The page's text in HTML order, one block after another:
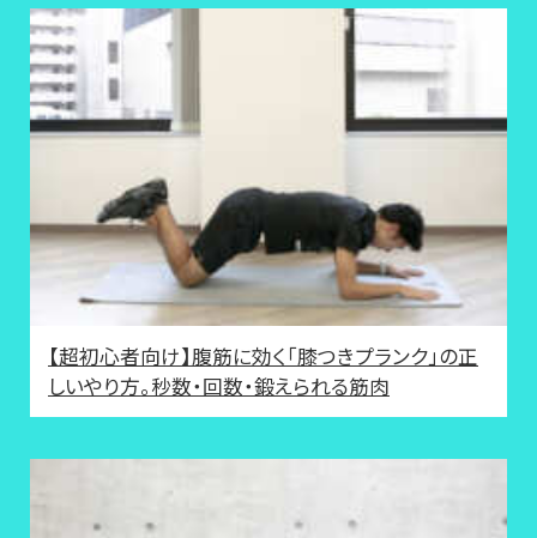
【超初心者向け】腹筋に効く「膝つきプランク」の正
しいやり方。秒数・回数・鍛えられる筋肉